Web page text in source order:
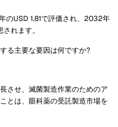
のUSD 1.81で評価され、2032年
れます。
る主要な要因は何ですか?
させ、滅菌製造作業のためのア
とは、眼科薬の受託製造市場を